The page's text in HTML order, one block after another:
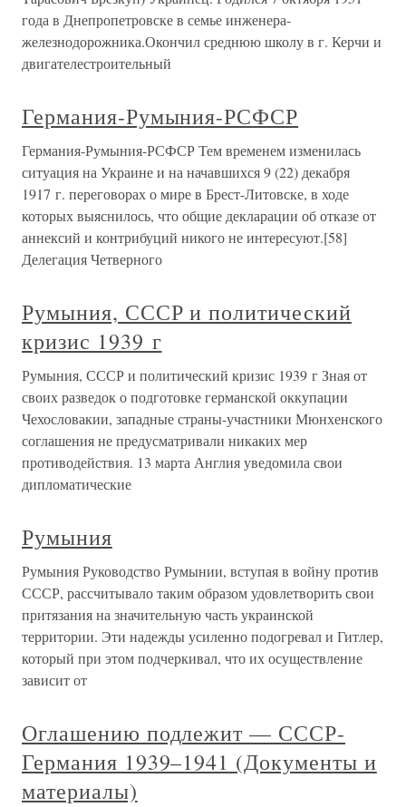
года в Днепропетровске в семье инженера-
железнодорожника.Окончил среднюю школу в г. Керчи и
двигателестроительный
Германия-Румыния-РСФСР
Германия-Румыния-РСФСР Тем временем изменилась
ситуация на Украине и на начавшихся 9 (22) декабря
1917 г. переговорах о мире в Брест-Литовске, в ходе
которых выяснилось, что общие декларации об отказе от
аннексий и контрибуций никого не интересуют.[58]
Делегация Четверного
Румыния, СССР и политический
кризис 1939 г
Румыния, СССР и политический кризис 1939 г Зная от
своих разведок о подготовке германской оккупации
Чехословакии, западные страны-участники Мюнхенского
соглашения не предусматривали никаких мер
противодействия. 13 марта Англия уведомила свои
дипломатические
Румыния
Румыния Руководство Румынии, вступая в войну против
СССР, рассчитывало таким образом удовлетворить свои
притязания на значительную часть украинской
территории. Эти надежды усиленно подогревал и Гитлер,
который при этом подчеркивал, что их осуществление
зависит от
Оглашению подлежит — СССР-
Германия 1939–1941 (Документы и
материалы)